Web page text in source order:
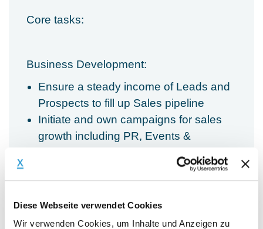
Diese Webseite verwendet Cookies
Wir verwenden Cookies, um Inhalte und Anzeigen zu
Core tasks:
Business Development:
Ensure a steady income of Leads and
Prospects to fill up Sales pipeline
Initiate and own campaigns for sales
growth including PR, Events &
Partner Management: identify potential
expand the CyberCompare eco-
system